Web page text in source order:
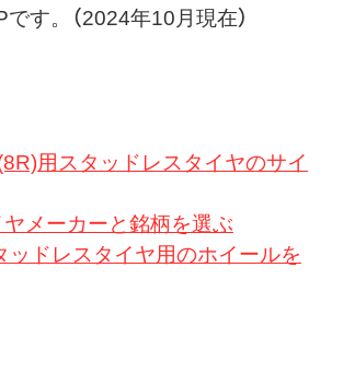
す。（2024年10月現在）
用スタッドレスタイヤのサイ
メーカーと銘柄を選ぶ
ッドレスタイヤ用のホイールを